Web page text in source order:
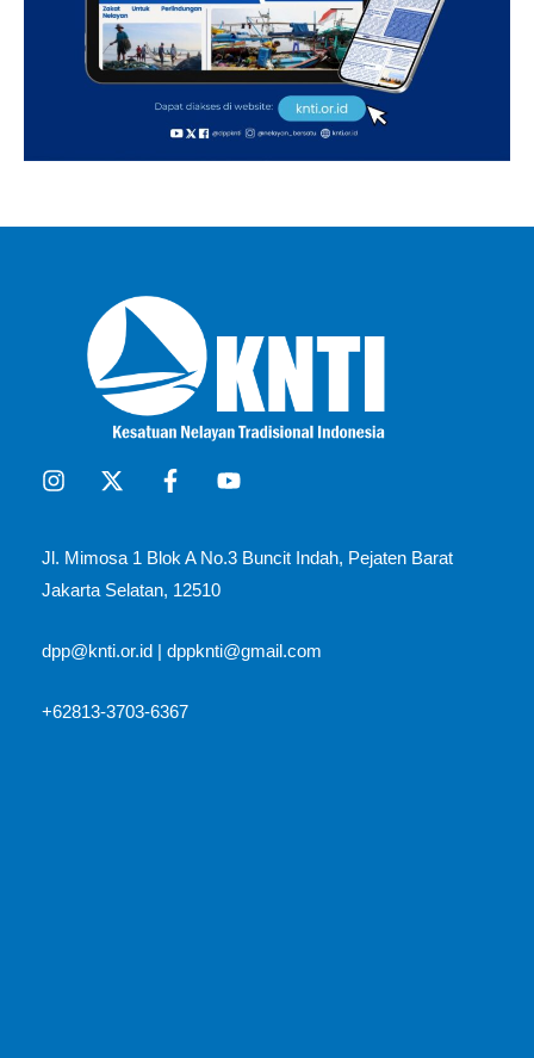
Jl. Mimosa 1 Blok A No.3 Buncit Indah, Pejaten Barat
Jakarta Selatan, 12510​
dpp@knti.or.id dppknti@gmail.com
+62813-3703-6367